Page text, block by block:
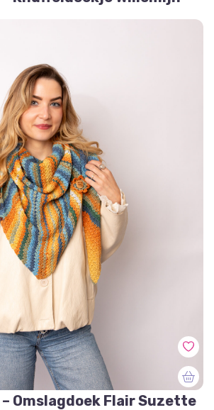
Omslagdoek Flair Suzette